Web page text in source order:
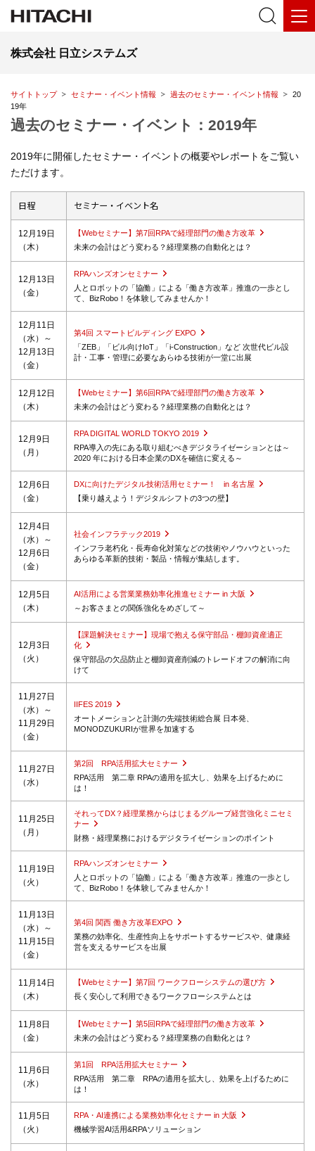
株式会社 日立システムズ
サイトトップ セミナー・イベント情報 過去のセミナー・イベント情報
20
19年
過去のセミナー・イベント：2019年
2019年に開催したセミナー・イベントの概要やレポートをご覧い
ただけます。
日程 セミナー・イベント名
12月19日
（木）
【Webセミナー】第7回RPAで経理部門の働き方改革
未来の会計はどう変わる？経理業務の自動化とは？
12月13日
（金）
RPAハンズオンセミナー
人とロボットの「協働」による「働き方改革」推進の一歩とし
て、BizRobo！を体験してみませんか！
12月11日
（水）～
12月13日
（金）
第4回 スマートビルディング EXPO
「ZEB」「ビル向けIoT」「i-Construction」など 次世代ビル設
計・工事・管理に必要なあらゆる技術が一堂に出展
12月12日
（木）
【Webセミナー】第6回RPAで経理部門の働き方改革
未来の会計はどう変わる？経理業務の自動化とは？
12月9日
（月）
RPA DIGITAL WORLD TOKYO 2019
RPA導入の先にある取り組むべきデジタライゼーションとは～
2020 年における日本企業のDXを確信に変える～
12月6日
（金）
DXに向けたデジタル技術活用セミナー！ in 名古屋
【乗り越えよう！デジタルシフトの3つの壁】
12月4日
（水）～
12月6日
（金）
社会インフラテック2019
インフラ老朽化・長寿命化対策などの技術やノウハウといった
あらゆる革新的技術・製品・情報が集結します。
12月5日
（木）
AI活用による営業業務効率化推進セミナー in 大阪
～お客さまとの関係強化をめざして～
12月3日
（火）
【課題解決セミナー】現場で抱える保守部品・棚卸資産適正
化
保守部品の欠品防止と棚卸資産削減のトレードオフの解消に向
けて
11月27日
（水）～
11月29日
（金）
IIFES 2019
オートメーションと計測の先端技術総合展 日本発、
MONODZUKURIが世界を加速する
11月27日
（水）
第2回 RPA活用拡大セミナー
RPA活用 第二章 RPAの適用を拡大し、効果を上げるために
は！
11月25日
（月）
それってDX？経理業務からはじまるグループ経営強化ミニセミ
ナー
財務・経理業務におけるデジタライゼーションのポイント
11月19日
（火）
RPAハンズオンセミナー
人とロボットの「協働」による「働き方改革」推進の一歩とし
て、BizRobo！を体験してみませんか！
11月13日
（水）～
11月15日
（金）
第4回 関西 働き方改革EXPO
業務の効率化、生産性向上をサポートするサービスや、健康経
営を支えるサービスを出展
11月14日
（木）
【Webセミナー】第7回 ワークフローシステムの選び方
長く安心して利用できるワークフローシステムとは
11月8日
（金）
【Webセミナー】第5回RPAで経理部門の働き方改革
未来の会計はどう変わる？経理業務の自動化とは？
11月6日
（水）
第1回 RPA活用拡大セミナー
RPA活用 第二章 RPAの適用を拡大し、効果を上げるために
は！
11月5日
（火）
RPA・AI連携による業務効率化セミナー in 大阪
機械学習AI活用&RPAソリューション